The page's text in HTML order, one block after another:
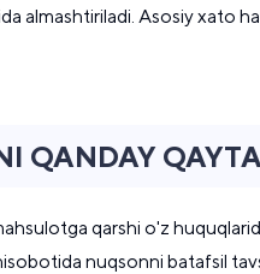
almashtiriladi. Asosiy xato
QANDAY
qarshi o'z
nuqsonni batafsil